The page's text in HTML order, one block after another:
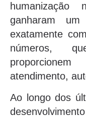
ganharam
exatamente
números,
atendimento,
Ao longo dos